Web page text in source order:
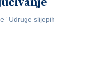
Udruge slijepih